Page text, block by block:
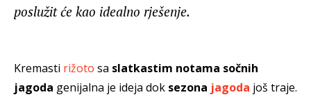
poslužit će kao idealno rješenje.
Kremasti rižoto sa slatkastim notama sočnih
jagoda genijalna je ideja dok sezona jagoda još traje.